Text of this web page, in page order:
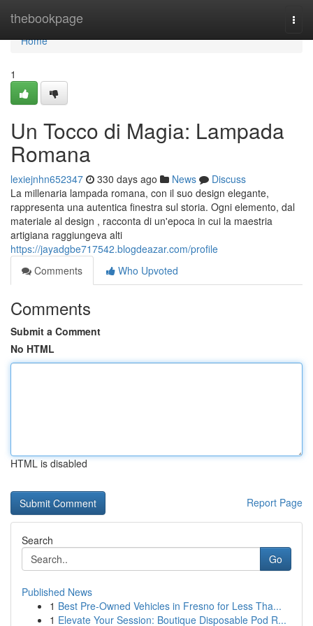
thebookpage
Home
Home
1
Un Tocco di Magia: Lampada
Romana
lexiejnhn652347 330 days ago News
Discuss
La millenaria lampada romana, con il suo design elegante,
rappresenta una autentica finestra sul storia. Ogni elemento, dal
materiale al design , racconta di un'epoca in cui la maestria
artigiana raggiungeva alti
https://jayadgbe717542.blogdeazar.com/profile
Comments
Who Upvoted
Comments
Submit a Comment
No HTML
HTML is disabled
Report Page
Search
Go
Published News
1 Best Pre-Owned Vehicles in Fresno for Less Tha...
1 Elevate Your Session: Boutique Disposable Pod R...